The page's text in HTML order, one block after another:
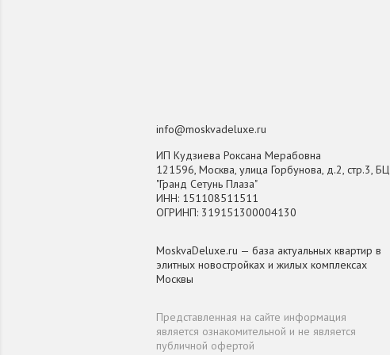
info@moskvadeluxe.ru
ИП Кудзиева Роксана Мерабовна
121596, Москва, улица Горбунова, д.2, стр.3, БЦ
"Гранд Сетунь Плаза"
ИНН: 151108511511
ОГРИНП: 319151300004130
MoskvaDeluxe.ru — база актуальных квартир в
элитных новостройках и жилых комплексах
Москвы
Представленная на сайте информация
является ознакомительной и не является
публичной офертой